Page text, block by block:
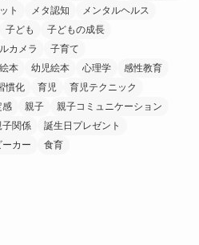
ト メタ認知
メンタルヘルス
子ども
子どもの成長
カメラ
子育て
本 幼児絵本 心理学
感性教育
慣化 育児
育児テクニック
感 親子
親子コミュニケーション
子関係
誕生日プレゼント
カー 食育